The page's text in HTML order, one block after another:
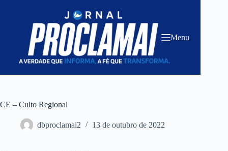
Menu
CE – Culto Regional
dbproclamai2 13 de outubro de 2022